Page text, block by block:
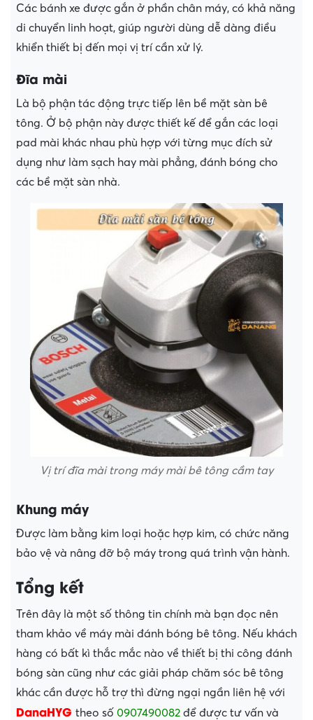
Các bánh xe được gắn ở phần chân máy, có khả năng
di chuyển linh hoạt, giúp người dùng dễ dàng điều
khiển thiết bị đến mọi vị trí cần xử lý.
Đĩa mài
Là bộ phận tác động trực tiếp lên bề mặt sàn bê
tông. Ở bộ phận này được thiết kế để gắn các loại
pad mài khác nhau phù hợp với từng mục đích sử
dụng như làm sạch hay mài phẳng, đánh bóng cho
các bề mặt sàn nhà.
Vị trí đĩa mài trong máy mài bê tông cầm tay
Khung máy
Được làm bằng kim loại hoặc hợp kim, có chức năng
bảo vệ và nâng đỡ bộ máy trong quá trình vận hành.
Tổng kết
Trên đây là một số thông tin chính mà bạn đọc nên
tham khảo về máy mài đánh bóng bê tông. Nếu khách
hàng có bất kì thắc mắc nào về thiết bị thi công đánh
bóng sàn cũng như các giải pháp chăm sóc bê tông
khác cần được hỗ trợ thì đừng ngại ngần liên hệ với
DanaHYG theo số 0907490082 để được tư vấn và